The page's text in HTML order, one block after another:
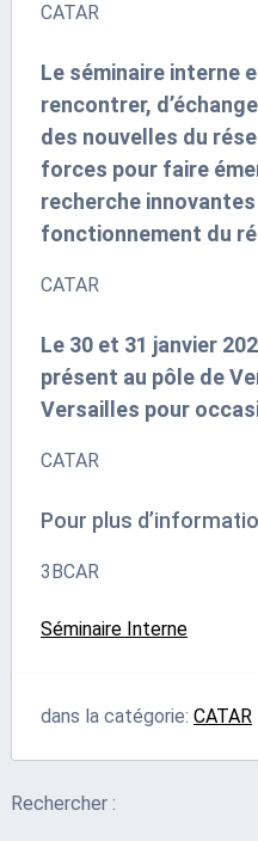
CATAR
Le séminaire interne
rencontrer,
des nouvelles du
forces pour faire
recherche
fonctionnement du
CATAR
Le 30 et 31 janvier
présent au pôle de
Versailles pour
CATAR
Pour plus
3BCAR
Séminaire Interne
dans la catégorie: CATAR
Rechercher :